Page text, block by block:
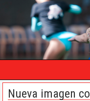
Nueva imagen